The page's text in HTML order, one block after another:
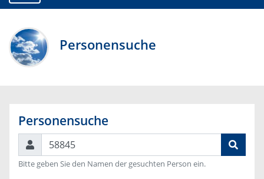
Personensuche
Personensuche
Suchen
Bitte geben Sie den Namen der gesuchten Person ein.